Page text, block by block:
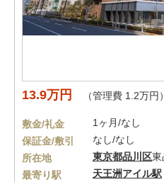
13.9万円 （管理費 1.2万円）
敷金/礼金
1ヶ月/なし
保証金/敷引
なし/なし
所在地
東京都品川区東
最寄り駅
天王洲アイル駅